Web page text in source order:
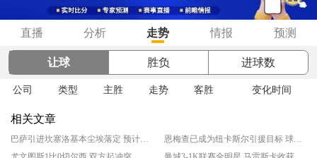
直播 分析 走势 情报 预测
让球 胜负 进球数
公司 类型 主胜 走势 客胜 变化时间
相关文章
巴萨引进坎塞洛基本尘埃落定 预计下周官宣
恩梅查已成为纽卡斯尔引援目标 球员倾向于留在多特蒙德